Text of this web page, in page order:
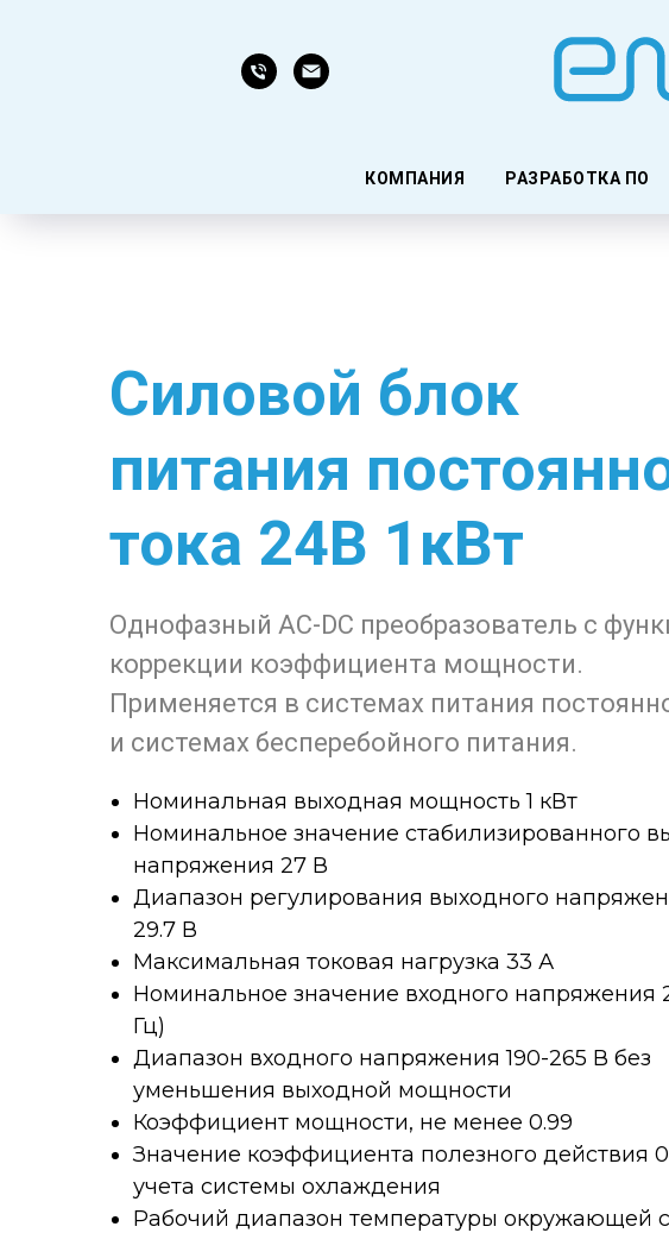
КОМПАНИЯ РАЗРАБОТКА ПО
Силовой блок
питания
тока 24В 1кВт
Однофазный AC-DC преобразователь с
коррекции коэффициента мощности.
Применяется в системах питания
и системах бесперебойного питания.
Номинальная выходная мощность 1 кВт
Номинальное значение стабилизированного
напряжения 27 В
Диапазон регулирования выходного
29.7 В
Максимальная токовая нагрузка 33 А
Номинальное значение входного напряжения
Гц)
Диапазон входного напряжения 190-265 В без
уменьшения выходной мощности
Коэффициент мощности, не менее 0.99
Значение коэффициента полезного действия
учета системы охлаждения
Рабочий диапазон температуры окружающей